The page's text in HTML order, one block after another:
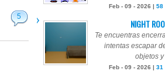
5
Feb - 09 - 2026 | 58
NIGHT
Te encuentras
intentas escapar
objetos y
Feb - 09 - 2026 | 31